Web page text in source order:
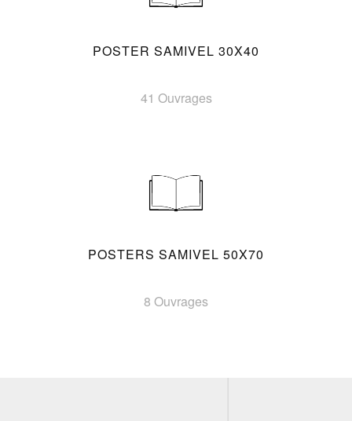
POSTER SAMIVEL 30X40
41 Ouvrages
POSTERS SAMIVEL 50X70
8 Ouvrages